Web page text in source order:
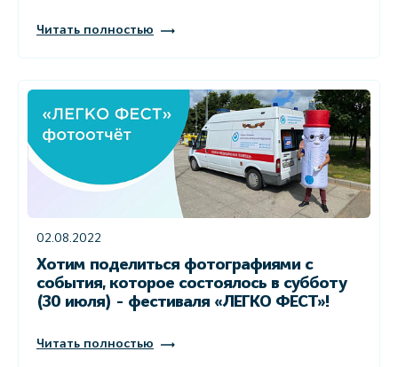
Читать полностью
02.08.2022
Хотим поделиться фотографиями с
события, которое состоялось в субботу
(30 июля) - фестиваля «ЛЕГКО ФЕСТ»!
Читать полностью